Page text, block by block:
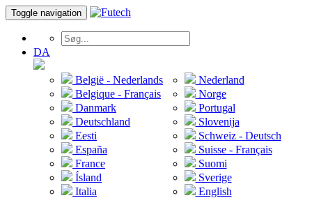
Toggle navigation
DA
België - Nederlands
Belgique - Français
Danmark
Deutschland
Eesti
España
France
Ísland
Italia
Nederland
Norge
Portugal
Slovenija
Schweiz - Deutsch
Suisse - Français
Suomi
Sverige
English